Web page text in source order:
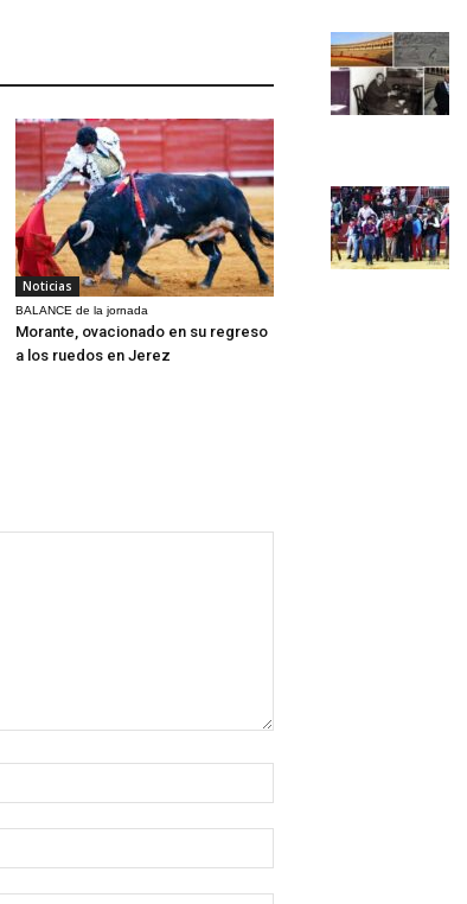
Noticias
BALANCE de la jornada
Morante, ovacionado en su regreso
a los ruedos en Jerez